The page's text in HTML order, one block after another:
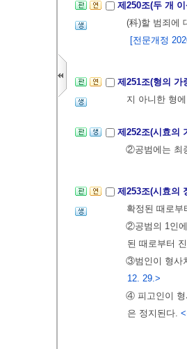
제250조(두 개
(科)할 범죄에
[전문개정
제251조(형의
지 아니한 형
제252조(시효의
②공범에는 최
제253조(시효의
확정된 때로
②공범의 1인
된 때로부터
③범인이 형사
12. 29.>
④ 피고인이 형
은 정지된다.